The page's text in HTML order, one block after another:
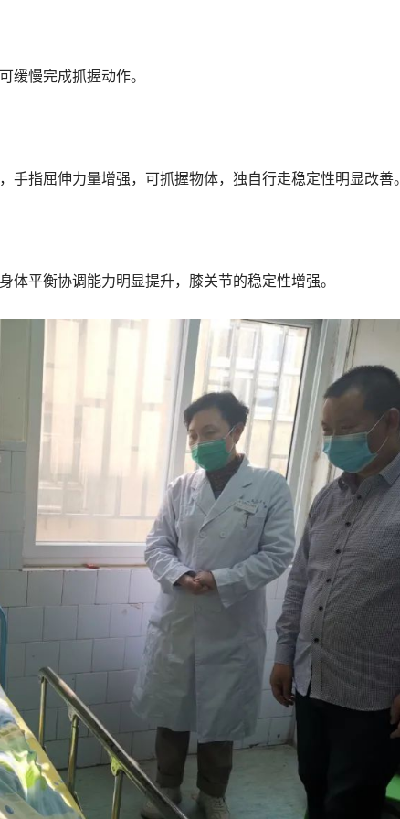
缓慢完成抓握动作。
指屈伸力量增强，可抓握物体，独自行走稳定性明显改善。
平衡协调能力明显提升，膝关节的稳定性增强。